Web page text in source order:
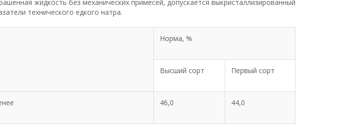
жидкость без механических примесей, допускается выкристаллизированный
технического едкого натра.
Норма, %
Высший сорт Первый сорт
46,0 44,0